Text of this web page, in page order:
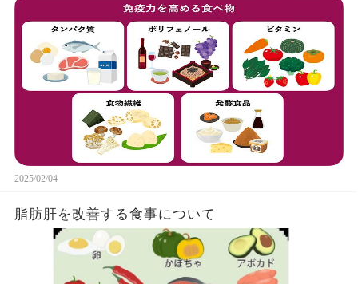
2025/02/04
脂肪肝を改善する食事について